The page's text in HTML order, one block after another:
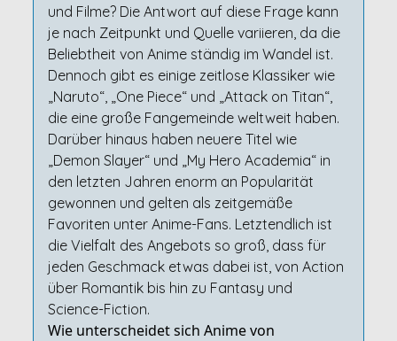
und Filme? Die Antwort auf diese Frage kann
je nach Zeitpunkt und Quelle variieren, da die
Beliebtheit von Anime ständig im Wandel ist.
Dennoch gibt es einige zeitlose Klassiker wie
„Naruto“, „One Piece“ und „Attack on Titan“,
die eine große Fangemeinde weltweit haben.
Darüber hinaus haben neuere Titel wie
„Demon Slayer“ und „My Hero Academia“ in
den letzten Jahren enorm an Popularität
gewonnen und gelten als zeitgemäße
Favoriten unter Anime-Fans. Letztendlich ist
die Vielfalt des Angebots so groß, dass für
jeden Geschmack etwas dabei ist, von Action
über Romantik bis hin zu Fantasy und
Science-Fiction.
Wie unterscheidet sich Anime von